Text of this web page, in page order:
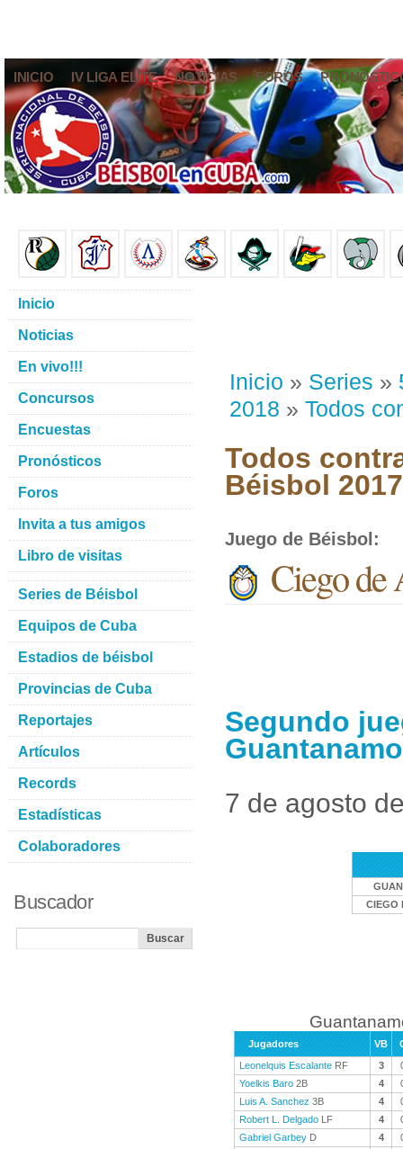
INICIO IV LIGA ELITE NOTICIAS FOROS
Inicio » Series »
2018 » Todos
Todos
Béisbol
Juego de Béisbol :
Ciego de
Segundo
Guantanamo
7 de agosto
CIEGO
Jugadores VB
Leonelquis Escalante RF 3
Yoelkis Baro 2B 4
Luis A. Sanchez 3B 4
Robert L. Delgado LF 4
Gabriel Garbey D 4
Inicio
Noticias
En vivo!!!
Concursos
Encuestas
Pronósticos
Foros
Invita a tus amigos
Libro de visitas
Series de Béisbol
Equipos de Cuba
Estadios de béisbol
Provincias de Cuba
Reportajes
Artículos
Records
Estadísticas
Colaboradores
Buscador